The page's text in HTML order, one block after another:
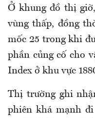
Ở khung đồ thị
vùng thấp, đồng
mốc 25 trong khi
phần củng cố cho
Index ở khu vực
Thị trường ghi
phiên khá mạnh